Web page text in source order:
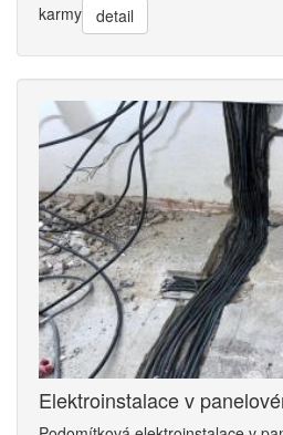
karmy
detail
Elektroinstalace v